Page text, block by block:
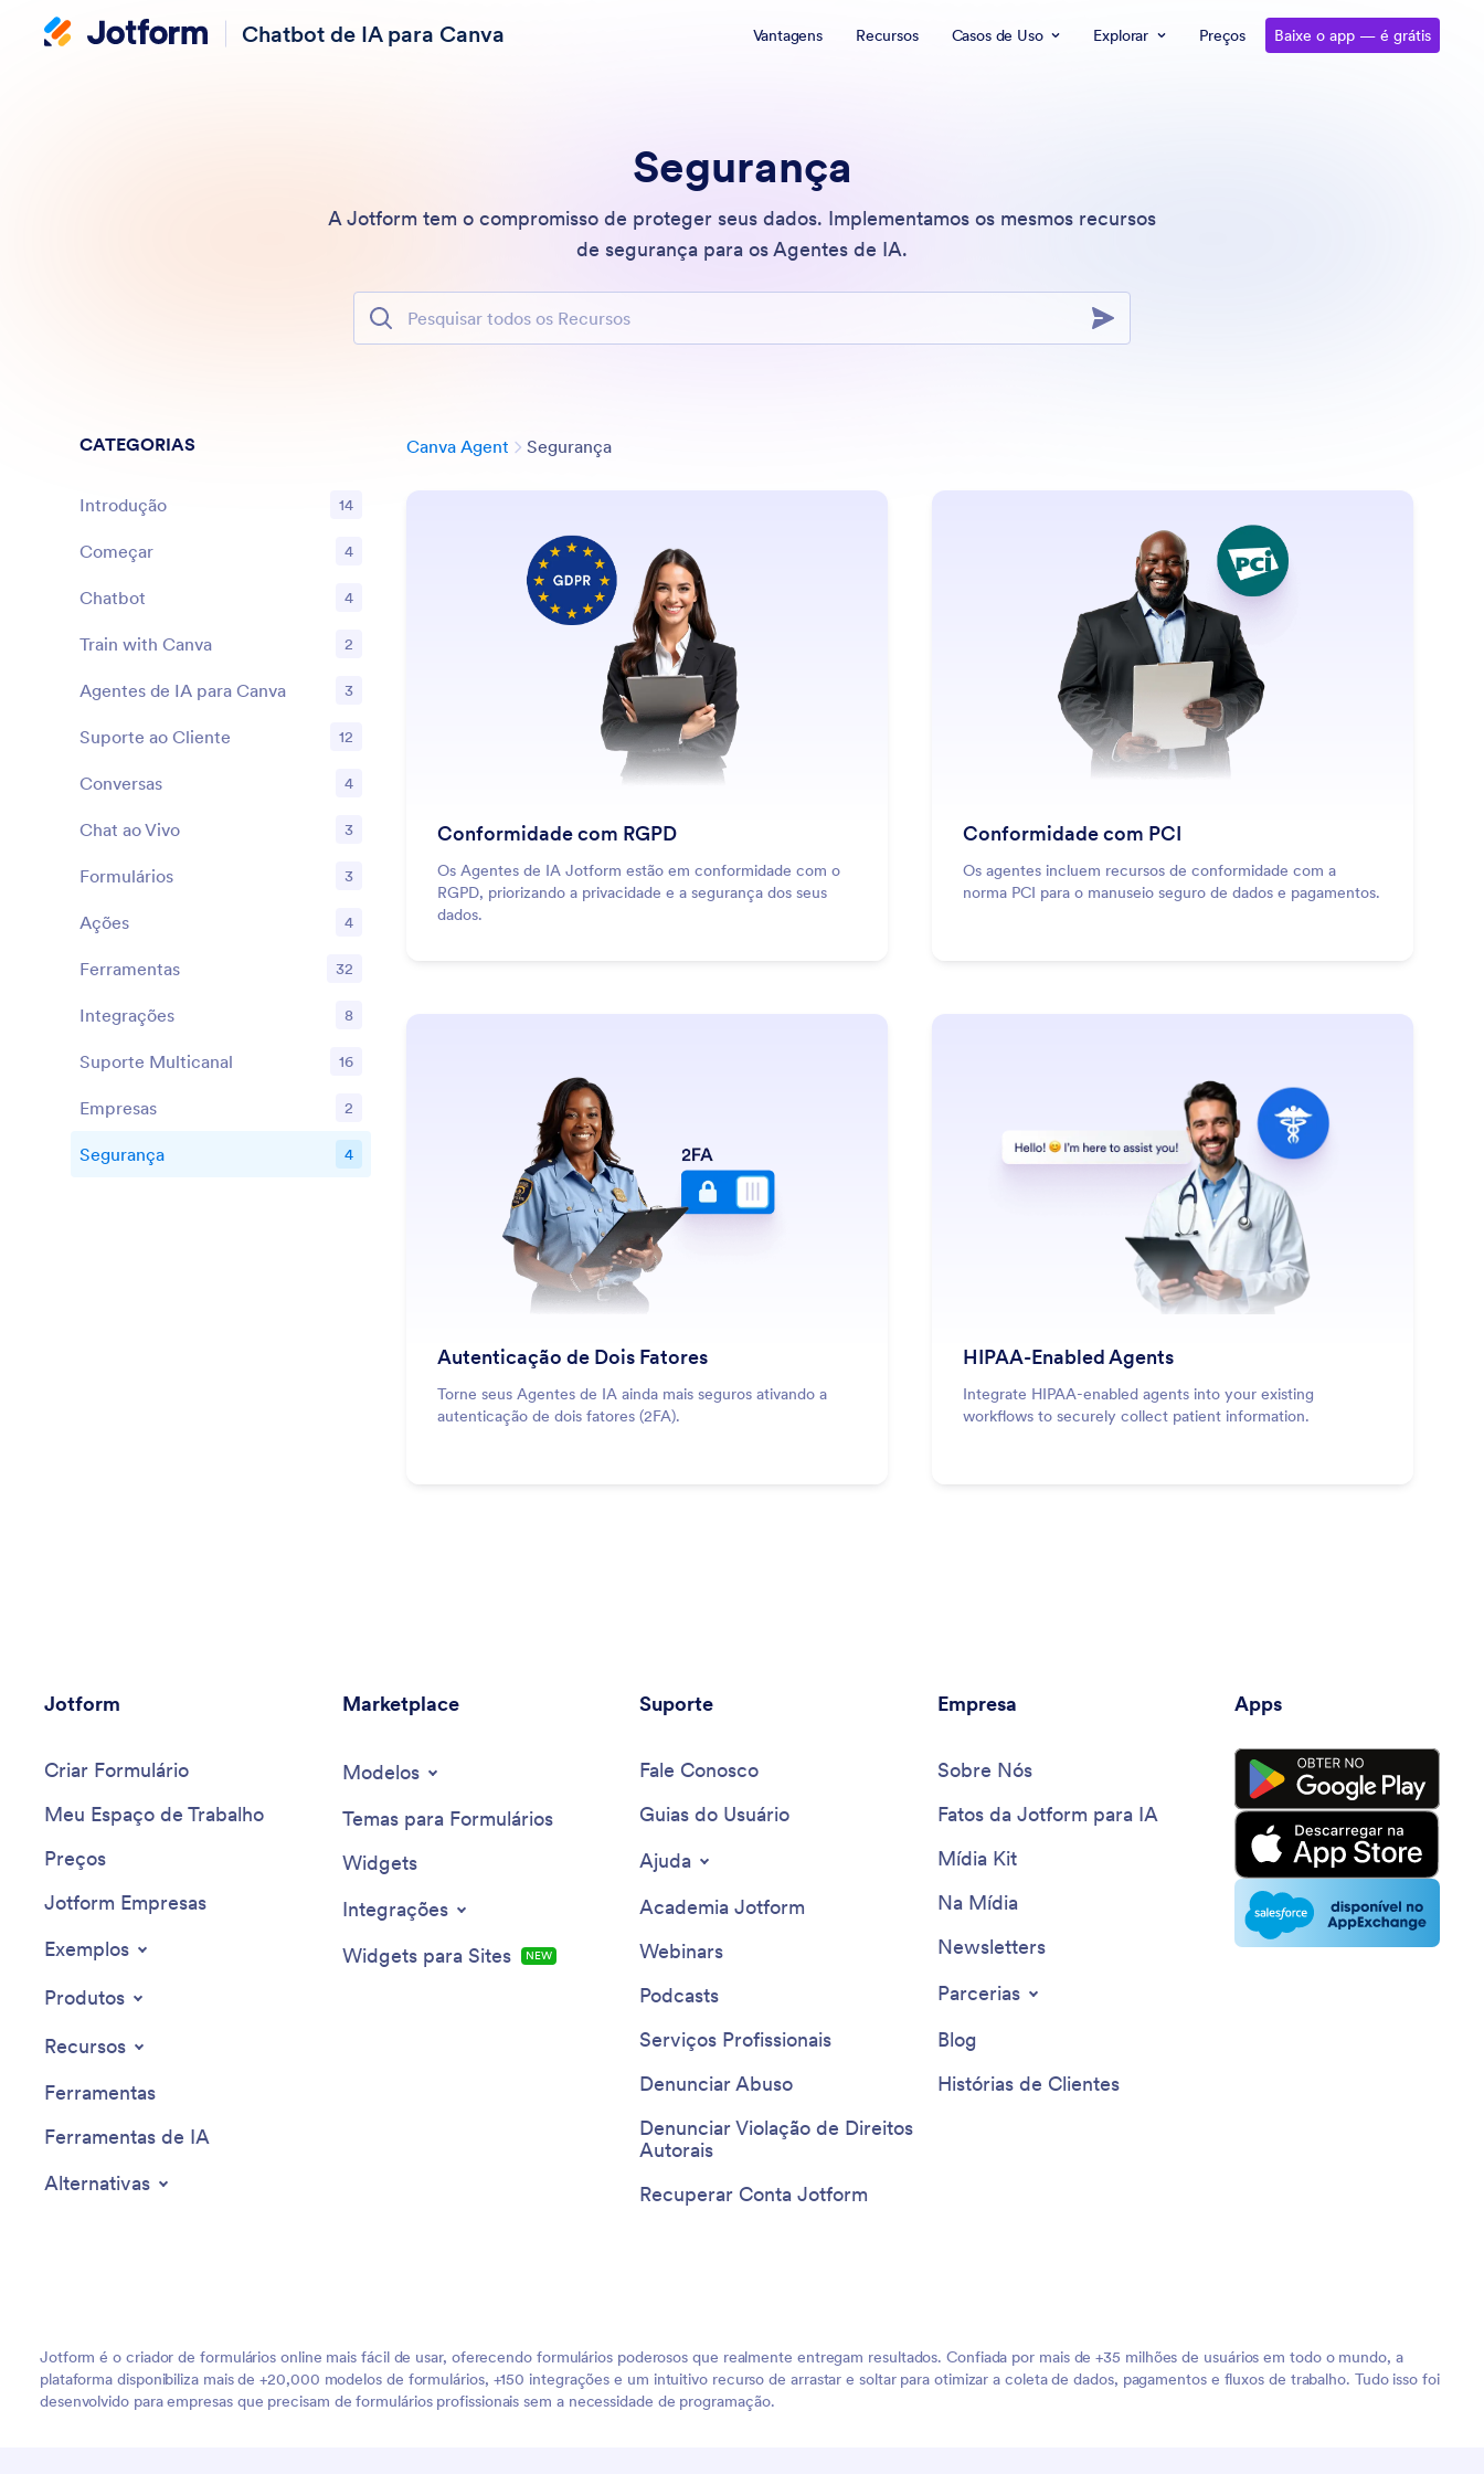
Chatbot de IA para Canva Vantagens Recursos Casos de Uso Explorar Preços Baixe o app — é grátis
Segurança
A Jotform tem o compromisso de proteger seus dados. Implementamos os mesmos recursos
de segurança para os Agentes de IA.
Pesquisar todos os Recursos
Canva Agent SegurançaCategoria
Saiba Mais : GDPR Compliance
Conformidade com RGPD
Os Agentes de IA Jotform estão em conformidade com o
RGPD, priorizando a privacidade e a segurança dos seus
dados.
Saiba Mais: PCI Compliance
Conformidade com PCI
Os agentes incluem recursos de conformidade com a
norma PCI para o manuseio seguro de dados e pagamentos.
Saiba Mais: Two-Factor Authentication
Autenticação de Dois Fatores
Torne seus Agentes de IA ainda mais seguros ativando a
autenticação de dois fatores (2FA).
Saiba Mais: HIPAA-Enabled Agents
HIPAA-Enabled Agents
Integrate HIPAA-enabled agents into your existing
workflows to securely collect patient information.
CATEGORIAS
Introdução 14
Recursos
Começar 4
Recursos
Chatbot 4
Recursos
Train with Canva 2
Recursos
Agentes de IA para Canva 3
Recursos
Suporte ao Cliente 12
Recursos
Conversas 4
Recursos
Chat ao Vivo 3
Recursos
Formulários 3
Recursos
Ações 4
Recursos
Ferramentas 32
Recursos
Integrações 8
Recursos
Suporte Multicanal 16
Recursos
Empresas 2
Recursos
Segurança 4
Jotform
Criar Formulário
Meu Espaço de Trabalho
Preços
Jotform Empresas
Exemplos
Produtos
Recursos
Ferramentas
Ferramentas de IA
Alternativas
Marketplace
Modelos
Temas para Formulários
Widgets
Integrações
Widgets para Sites
NEW
Suporte
Fale Conosco
Guias do Usuário
Ajuda
Academia Jotform
Webinars
Podcasts
Serviços Profissionais
Denunciar Abuso
Denunciar Violação de Direitos
Autorais
Recuperar Conta Jotform
Empresa
Sobre Nós
Fatos da Jotform para IA
Mídia Kit
Na Mídia
Newsletters
Parcerias
Blog
Histórias de Clientes
Apps
Jotform é o criador de formulários online mais fácil de usar, oferecendo formulários poderosos que realmente entregam resultados. Confiada por mais de +35 milhões de usuários em todo o mundo, a
plataforma disponibiliza mais de +20,000 modelos de formulários, +150 integrações e um intuitivo recurso de arrastar e soltar para otimizar a coleta de dados, pagamentos e fluxos de trabalho. Tudo isso foi
desenvolvido para empresas que precisam de formulários profissionais sem a necessidade de programação.